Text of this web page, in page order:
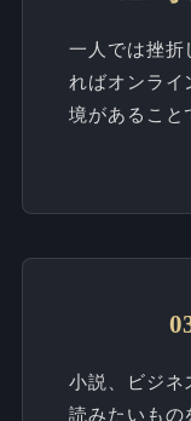
一人では挫折
ればオンライ
境があること
小説、ビジネ
読みたいもの